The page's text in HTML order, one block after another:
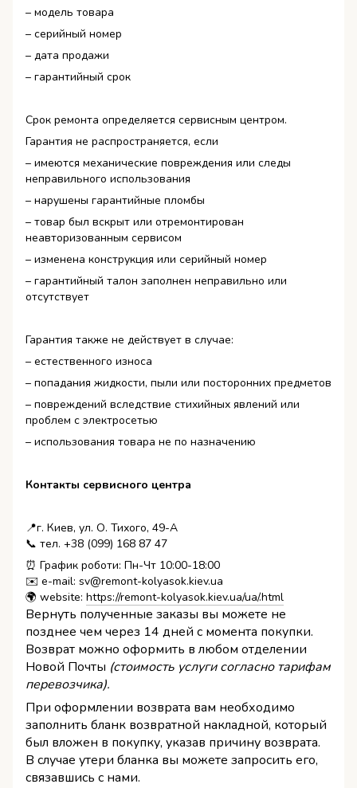
– модель товара
– серийный номер
– дата продажи
– гарантийный срок
Срок ремонта определяется сервисным центром.
Гарантия не распространяется, если
– имеются механические повреждения или следы
неправильного использования
– нарушены гарантийные пломбы
– товар был вскрыт или отремонтирован
неавторизованным сервисом
– изменена конструкция или серийный номер
– гарантийный талон заполнен неправильно или
отсутствует
Гарантия также не действует в случае:
– естественного износа
– попадания жидкости, пыли или посторонних предметов
– повреждений вследствие стихийных явлений или
проблем с электросетью
– использования товара не по назначению
Контакты сервисного центра
📍г. Киев, ул. О. Тихого, 49-А
📞 тел. +38 (099) 168 87 47
⏰ График роботи: Пн-Чт 10:00-18:00
✉️ e-mail: sv@remont-kolyasok.kiev.ua
🌍 website: https://remont-kolyasok.kiev.ua/ua/.html
Вернуть полученные заказы вы можете не
позднее чем через 14 дней с момента покупки.
Возврат можно оформить в любом отделении
Новой Почты (стоимость услуги согласно тарифам
перевозчика).
При оформлении возврата вам необходимо
заполнить бланк возвратной накладной, который
был вложен в покупку, указав причину возврата.
В случае утери бланка вы можете запросить его,
связавшись с нами.